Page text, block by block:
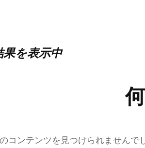
果を表示中
コンテンツを見つけられませんで